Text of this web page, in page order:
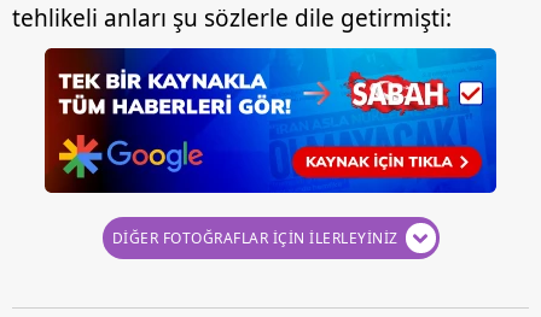
tehlikeli anları şu sözlerle dile getirmişti:
DİĞER FOTOĞRAFLAR İÇİN İLERLEYİNİZ